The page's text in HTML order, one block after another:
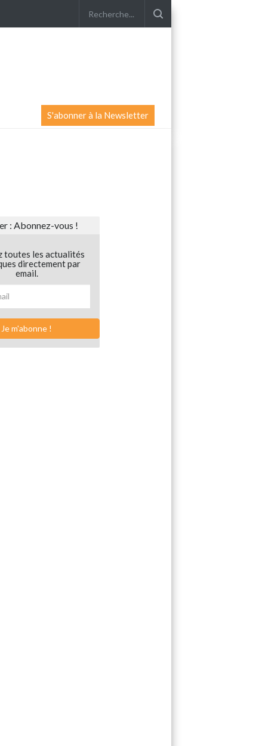
S'abonner à la Newsletter
: Abonnez-vous !
toutes les actualités
directement par
email.
Je m'abonne !